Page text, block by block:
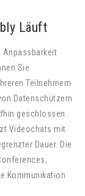
Läuft
Anpassbarkeit
Sie
Teilnehmern
Datenschützern
geschlossen.
Videochats mit
Dauer. Die
Kommunikation